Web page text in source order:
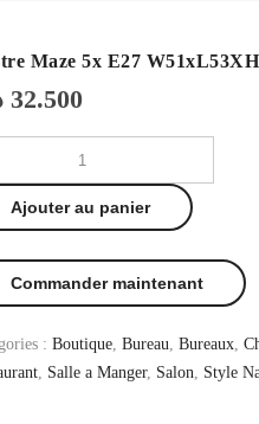
Maze 5x E27
32.500
Ajouter au panier
Commander maintenant
: Boutique, Bureau, Bureaux,
, Salle a Manger, Salon, Style